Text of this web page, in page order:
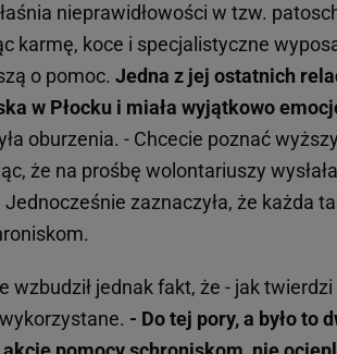
nieprawidłowości w tzw.
karmę, koce i specjalistyczne
o pomoc. Jedna z jej ostatnich
w Płocku i miała wyjątkowo
oburzenia. - Chcecie poznać
że na prośbę wolontariuszy
zaznaczyła, że każda
wzbudził jednak fakt, że - jak
- Do tej pory, a było to